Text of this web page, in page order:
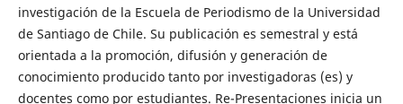
investigación de la Escuela de Periodismo de la Universidad
de Santiago de Chile. Su publicación es semestral y está
orientada a la promoción, difusión y generación de
conocimiento producido tanto por investigadoras (es) y
docentes como por estudiantes. Re-Presentaciones inicia un